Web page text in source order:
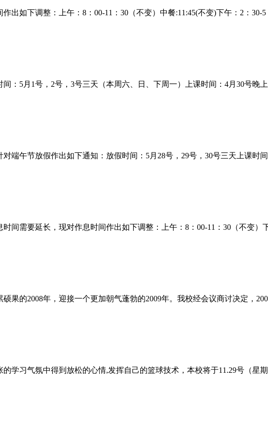
出如下调整：上午：8：00-11：30（不变）中餐:11:45(不变)下午：2：30-
：5月1号，2号，3号三天（本周六、日、下周一）上课时间：4月30号晚
端午节放假作出如下通知：放假时间：5月28号，29号，30号三天上课时
间需要延长，现对作息时间作出如下调整：上午：8：00-11：30（不变）
果的2008年，迎接一个更加朝气蓬勃的2009年。我校经会议商讨决定，
学习气氛中得到放松的心情,发挥自己的篮球技术，本校将于11.29号（星